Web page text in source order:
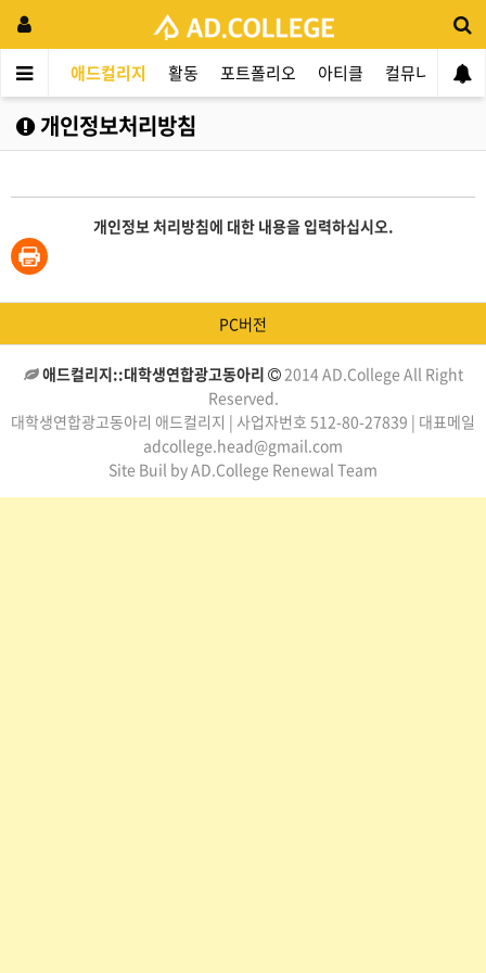
애드컬리지 활동 포트폴리오 아티클 컬뮤니티
개인정보처리방침
개인정보 처리방침에 대한 내용을 입력하십시오.
PC버전
애드컬리지::대학생연합광고동아리
2014 AD.College All Right
Reserved.
대학생연합광고동아리 애드컬리지 | 사업자번호 512-80-27839 | 대표메일
adcollege.head@gmail.com
Site Buil by AD.College Renewal Team